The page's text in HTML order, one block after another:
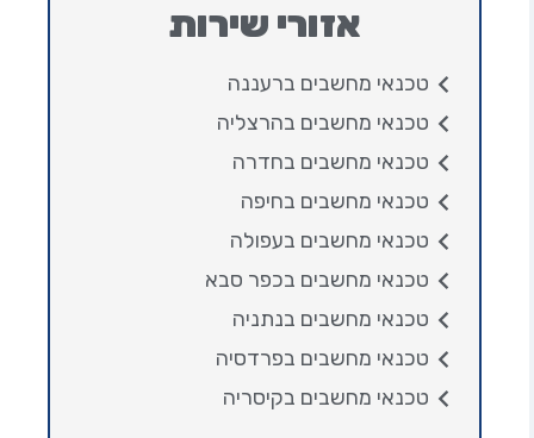
אזורי שירות
טכנאי מחשבים ברעננה
טכנאי מחשבים בהרצליה
טכנאי מחשבים בחדרה
טכנאי מחשבים בחיפה
טכנאי מחשבים בעפולה
טכנאי מחשבים בכפר סבא
טכנאי מחשבים בנתניה
טכנאי מחשבים בפרדסיה
טכנאי מחשבים בקיסריה